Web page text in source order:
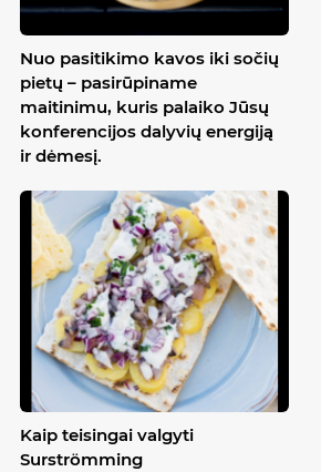
Nuo pasitikimo kavos iki sočių
pietų – pasirūpiname
maitinimu, kuris palaiko Jūsų
konferencijos dalyvių energiją
ir dėmesį.
Kaip teisingai valgyti
Surströmming